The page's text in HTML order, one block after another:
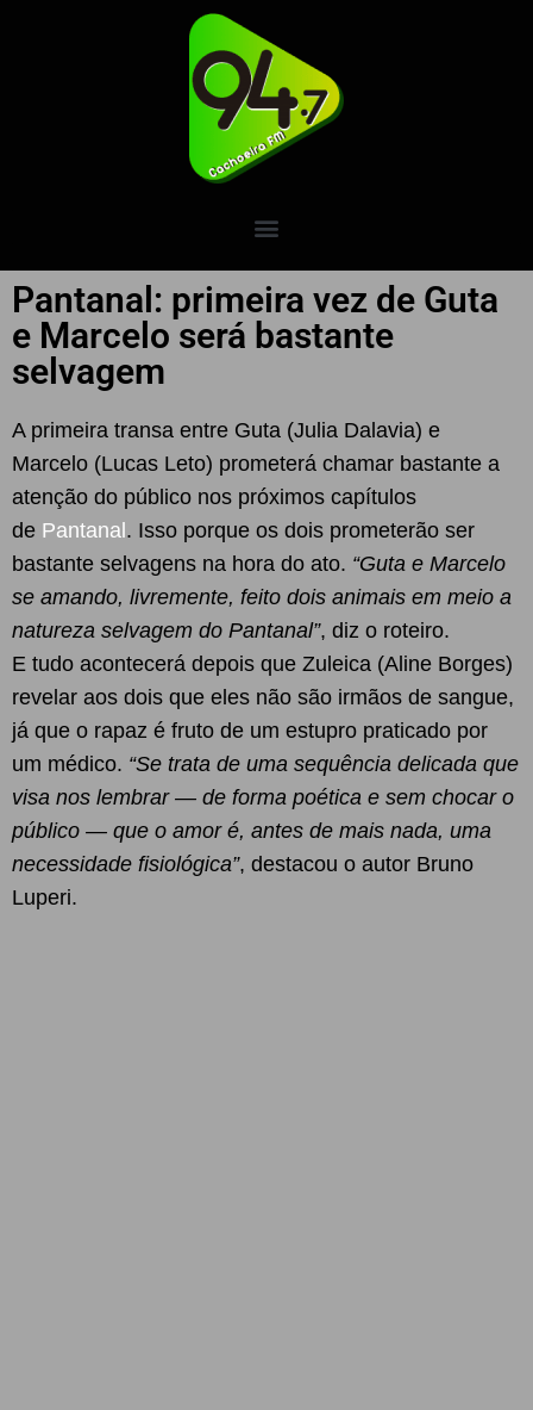
Pantanal: primeira vez de Guta
e Marcelo será bastante
selvagem
A primeira transa entre Guta (Julia Dalavia) e
Marcelo (Lucas Leto) prometerá chamar bastante a
atenção do público nos próximos capítulos
de Pantanal . Isso porque os dois prometerão ser
bastante selvagens na hora do ato. “Guta e Marcelo
se amando, livremente, feito dois animais em meio a
natureza selvagem do Pantanal”, diz o roteiro.
E tudo acontecerá depois que Zuleica (Aline Borges)
revelar aos dois que eles não são irmãos de sangue,
já que o rapaz é fruto de um estupro praticado por
um médico. “Se trata de uma sequência delicada que
visa nos lembrar — de forma poética e sem chocar o
público — que o amor é, antes de mais nada, uma
necessidade fisiológica”, destacou o autor Bruno
Luperi.